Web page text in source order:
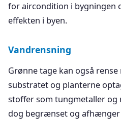
for aircondition i bygningen
effekten i byen.
Vandrensning
Grønne tage kan også
substratet og planterne
stoffer som tungmetaller
dog begrænset og